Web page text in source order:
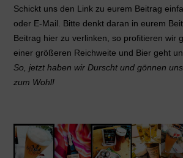
Schickt uns den Link zu eurem Beitrag
oder E-Mail. Bitte denkt daran in eurem
Beitrag hier zu verlinken, so profitieren wir
einer größeren Reichweite und Bier geht
So, jetzt haben wir Durscht und gönnen
zum Wohl!